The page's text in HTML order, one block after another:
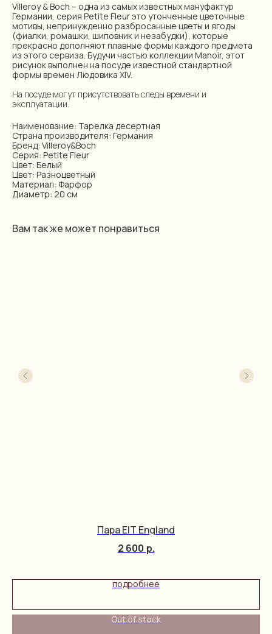
Villeroy & Boch – одна из самых известных мануфактур
Германии, серия Petite Fleur это утонченные цветочные
мотивы, непринужденно разбросанные цветы и ягоды
(фиалки, ромашки, шиповник и незабудки), которые
прекрасно дополняют плавные формы каждого предмета
из этого сервиза. Будучи частью коллекции Manoir, этот
рисунок выполнен на посуде известной стандартной
формы времен Людовика XIV.
На посуде могут присутствовать следы времени и
эксплуатации.
Наименование: Тарелка десертная
Страна производителя: Германия
Бренд: Villeroy&Boch
Серия: Petite Fleur
Цвет: Белый
Цвет: Разноцветный
Материал: Фарфор
Диаметр: 20 см
Вам так же может понравиться
Пара EIT England
2 600 р.
подробнее
Out of stock